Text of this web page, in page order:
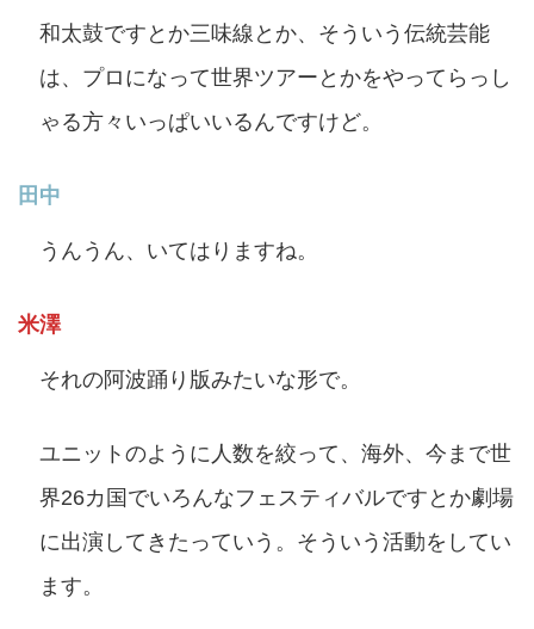
和太鼓ですとか三味線とか、そういう伝統芸能
は、プロになって世界ツアーとかをやってらっし
ゃる方々いっぱいいるんですけど。
田中
うんうん、いてはりますね。
米澤
それの阿波踊り版みたいな形で。
ユニットのように人数を絞って、海外、今まで世
界26カ国でいろんなフェスティバルですとか劇場
に出演してきたっていう。そういう活動をしてい
ます。